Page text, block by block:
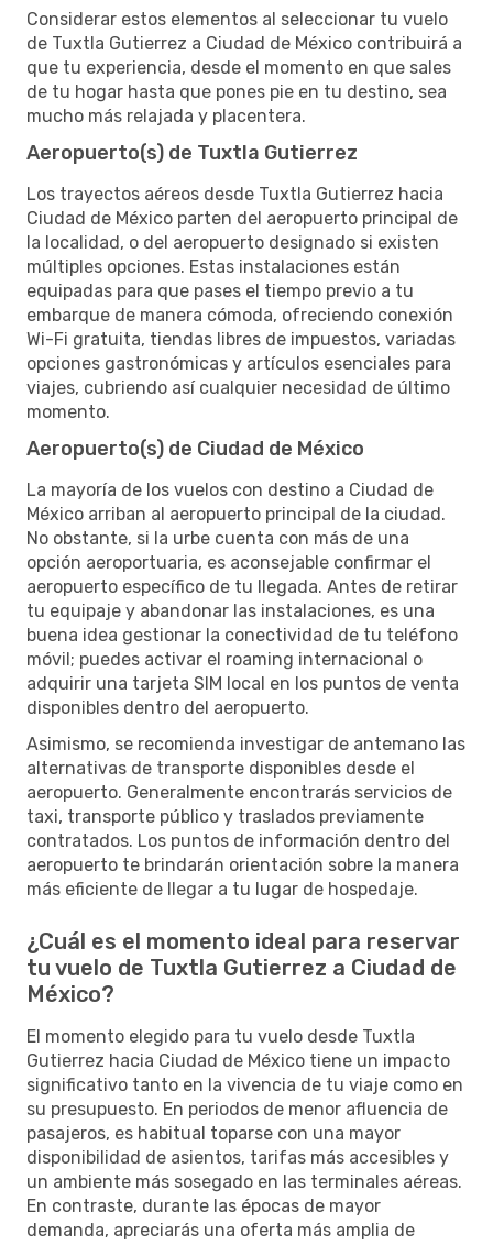
Considerar estos elementos al seleccionar tu vuelo
de Tuxtla Gutierrez a Ciudad de México contribuirá a
que tu experiencia, desde el momento en que sales
de tu hogar hasta que pones pie en tu destino, sea
mucho más relajada y placentera.
Aeropuerto(s) de Tuxtla Gutierrez
Los trayectos aéreos desde Tuxtla Gutierrez hacia
Ciudad de México parten del aeropuerto principal de
la localidad, o del aeropuerto designado si existen
múltiples opciones. Estas instalaciones están
equipadas para que pases el tiempo previo a tu
embarque de manera cómoda, ofreciendo conexión
Wi-Fi gratuita, tiendas libres de impuestos, variadas
opciones gastronómicas y artículos esenciales para
viajes, cubriendo así cualquier necesidad de último
momento.
Aeropuerto(s) de Ciudad de México
La mayoría de los vuelos con destino a Ciudad de
México arriban al aeropuerto principal de la ciudad.
No obstante, si la urbe cuenta con más de una
opción aeroportuaria, es aconsejable confirmar el
aeropuerto específico de tu llegada. Antes de retirar
tu equipaje y abandonar las instalaciones, es una
buena idea gestionar la conectividad de tu teléfono
móvil; puedes activar el roaming internacional o
adquirir una tarjeta SIM local en los puntos de venta
disponibles dentro del aeropuerto.
Asimismo, se recomienda investigar de antemano las
alternativas de transporte disponibles desde el
aeropuerto. Generalmente encontrarás servicios de
taxi, transporte público y traslados previamente
contratados. Los puntos de información dentro del
aeropuerto te brindarán orientación sobre la manera
más eficiente de llegar a tu lugar de hospedaje.
¿Cuál es el momento ideal para reservar
tu vuelo de Tuxtla Gutierrez a Ciudad de
México?
El momento elegido para tu vuelo desde Tuxtla
Gutierrez hacia Ciudad de México tiene un impacto
significativo tanto en la vivencia de tu viaje como en
su presupuesto. En periodos de menor afluencia de
pasajeros, es habitual toparse con una mayor
disponibilidad de asientos, tarifas más accesibles y
un ambiente más sosegado en las terminales aéreas.
En contraste, durante las épocas de mayor
demanda, apreciarás una oferta más amplia de